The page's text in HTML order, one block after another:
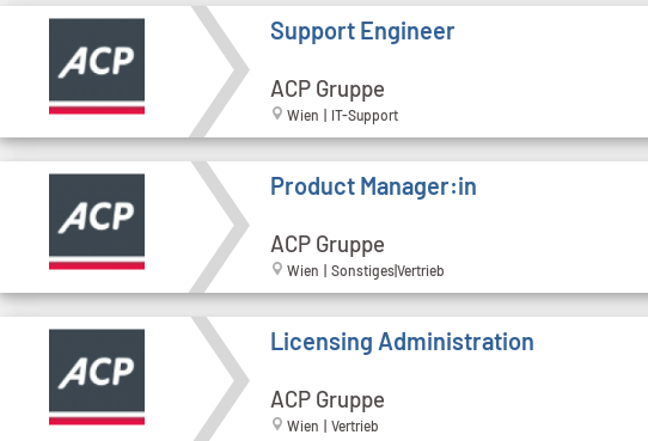
Support Engineer
ACP Gruppe
Wien | IT-Support
Product Manager:in
ACP Gruppe
Wien | Sonstiges|Vertrieb
Licensing Administration
ACP Gruppe
Wien | Vertrieb